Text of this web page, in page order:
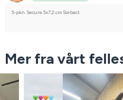
5-pkn. Secure 5x7,2 cm Sorbact
Mer fra vårt